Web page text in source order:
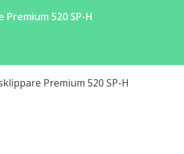
Premium 520 SP-H